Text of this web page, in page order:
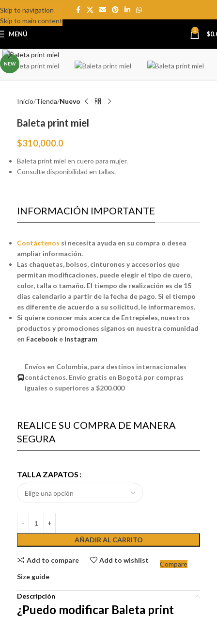
Skip to navigation
Skip to main content
MENÚ 0 $
NEW
Inicio Tienda Nuevo
Baleta print miel
$310,000.0
Baleta print miel en cuero para mujer.
Consulte disponibilidad en tallas.
INFORMACIÓN IMPORTANTE
Contáctenos si necesita ayuda en su compra o desea
ampliar información.
Las chaquetas, bolsos, cinturones y accesorios que
permitan modificaciones, puede elegir el tipo de cuero,
color, talla o tamaño. El tiempo de realización es de 15
días calendario a partir de la fecha de pago. Si el tiempo
es diferente de acuerdo a su solicitud, le informaremos.
Si quiere conocer más acerca de Entrepieles, nuestros
productos y promociones síganos en nuestra comunidad
en Facebook e Instagram
Envíos en Colombia, para destinos internacionales
contáctenos. Envío gratis en Bogotá por compras
iguales o superiores a $200.000
REALICE SU COMPRA DE MANERA
SEGURA
TALLA ZAPATOS
AÑADIR AL CARRITO
Add to compare Add to wishlist
Compare
Size guide
Descripción
¿Puedo modificar Baleta print